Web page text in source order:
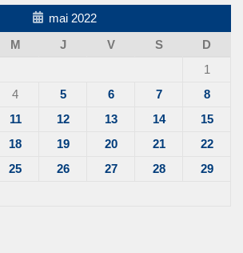
mai 2022
M J V S
D
1
4 5 6 7
8
11 12 13 14
15
18 19 20 21
22
25 26 27 28
29